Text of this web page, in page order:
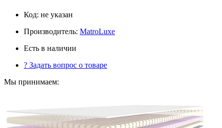
Код: не указан
Производитель: MatroLuxe
Есть в наличии
? Задать вопрос о товаре
Мы принимаем: